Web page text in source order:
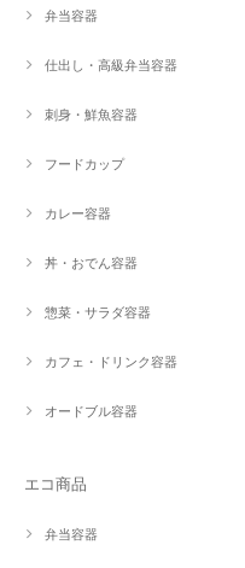
弁当容器
仕出し・高級弁当容器
刺身・鮮魚容器
フードカップ
カレー容器
丼・おでん容器
惣菜・サラダ容器
カフェ・ドリンク容器
オードブル容器
エコ商品
弁当容器